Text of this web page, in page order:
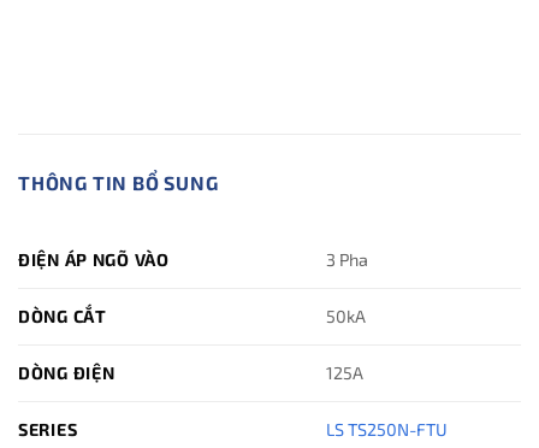
THÔNG TIN BỔ SUNG
ĐIỆN ÁP NGÕ VÀO 3 Pha
DÒNG CẮT 50kA
DÒNG ĐIỆN 125A
SERIES LS TS250N-FTU